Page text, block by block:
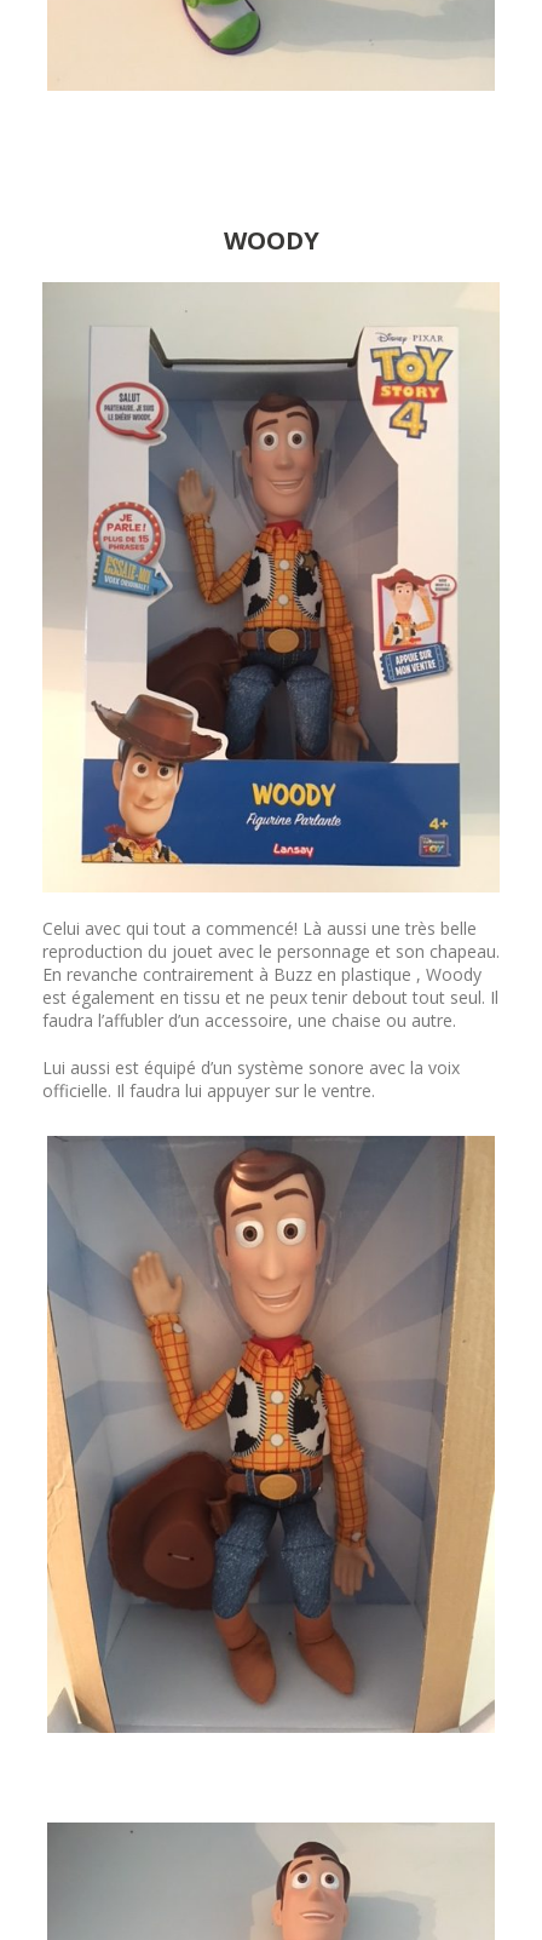
WOODY
Celui avec qui tout a commencé! Là aussi une très belle
reproduction du jouet avec le personnage et son chapeau.
En revanche contrairement à Buzz en plastique , Woody
est également en tissu et ne peux tenir debout tout seul. Il
faudra l’affubler d’un accessoire, une chaise ou autre.
Lui aussi est équipé d’un système sonore avec la voix
officielle. Il faudra lui appuyer sur le ventre.